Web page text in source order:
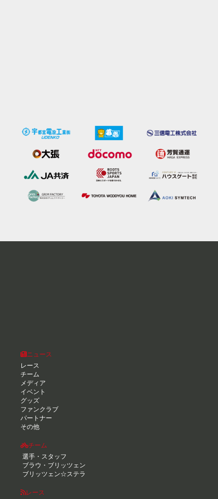
ニュース
レース
チーム
メディア
イベント
グッズ
ファンクラブ
パートナー
その他
チーム
選手・スタッフ
ブラウ・ブリッツェン
ブリッツェン☆ステラ
レース